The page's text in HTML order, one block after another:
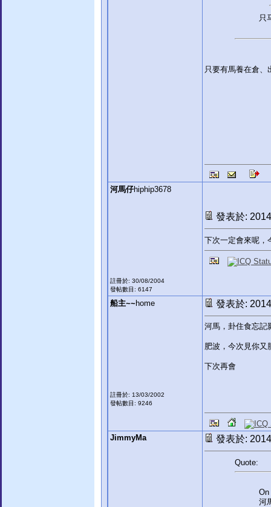
只
只要有馬養在倉
河馬仔hiphip3678
註冊於: 30/08/2004
發帖數目: 6147
發表於:
下次一定會來呢
船主~~ home
註冊於: 13/03/2002
發帖數目: 9246
發表於:
河馬，卦住食忘記
肥波，今次見你又
下次再會
JimmyMa 發表於:
Quote:
On
河